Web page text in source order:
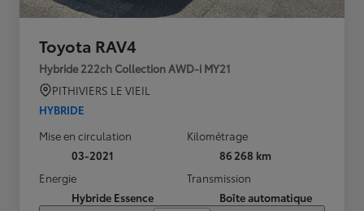
Toyota RAV4
Hybride 222ch Collection AWD-i MY21
PITHIVIERS LE VIEIL
HYBRIDE
Mise en circulation
03-2021
Kilométrage
86 268 km
Energie
Hybride Essence
Transmission
Boîte automatique